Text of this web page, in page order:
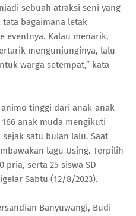
sebuah atraksi seni yang
bagaimana letak
eventnya. Kalau menarik,
mengunjunginya, lalu
warga setempat,” kata
animo tinggi dari anak-anak
anak muda mengikuti
satu bulan lalu. Saat
lagu Using. Terpilih
pria, serta 25 siswa SD
Sabtu (12/8/2023).
Banyuwangi, Budi